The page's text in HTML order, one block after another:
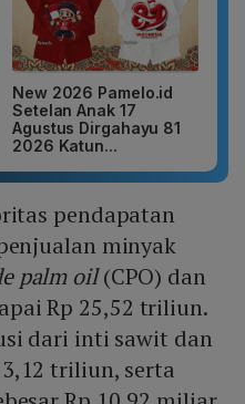
New 2026 Pamelo.id
Setelan Anak 17
Agustus Dirgahayu 81
2026 Katun...
pendapatan
minyak
palm oil(CPO) dan
Rp 25,52 triliun.
dari inti sawit dan
triliun, serta